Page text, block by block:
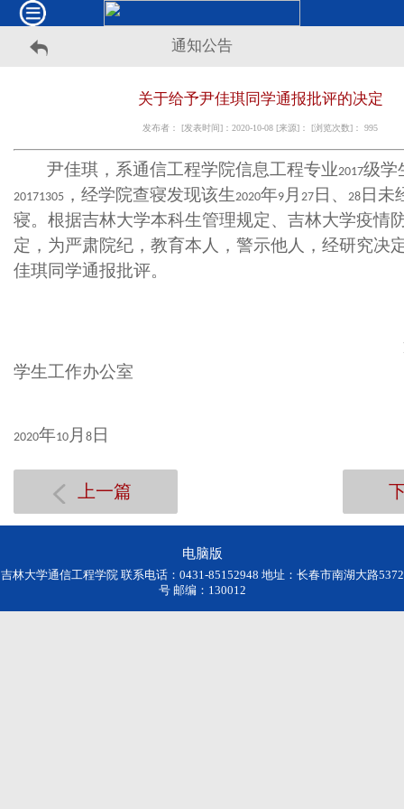
通知公告
关于给予尹佳琪同学通报批评的决定
发布者： [发表时间]：2020-10-08 [来源]： [浏览次数]： 995
尹佳琪，系通信工程学院信息工程专业2017级学
20171305 ，经学院查寝发现该生2020年9 月 27 日、 28 日未
寝。 根据吉林大学本科生管理规定、吉林大学疫情
定， 为严肃院纪，教育本人，警示他人，经研究决
佳琪同学通报批评。
学生工作办公室
2020年10 月 8 日
上一篇
电脑版
吉林大学通信工程学院 联系电话：0431-85152948 地址：长春市南湖大路5372
号 邮编：130012